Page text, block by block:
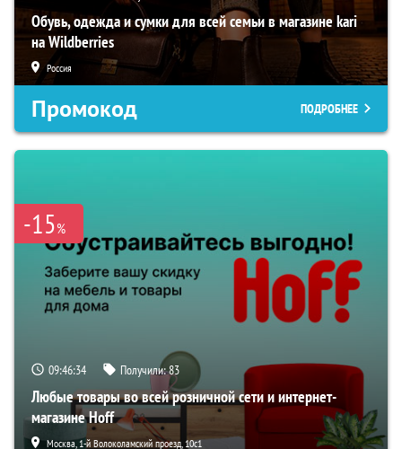
Обувь, одежда и сумки для всей семьи в магазине kari
на Wildberries
Россия
Промокод ПОДРОБНЕЕ
-15%
09:46:33 Получили:83
Любые товары во всей розничной сети и интернет-
магазине Hoff
Москва, 1-й Волоколамский проезд, 10с1